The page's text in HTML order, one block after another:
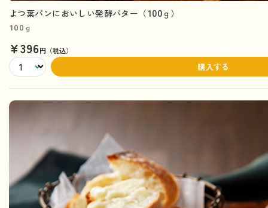
よつ葉パンにおいしい発酵バター（100ｇ）
100ｇ
¥396円（税込）
購入する